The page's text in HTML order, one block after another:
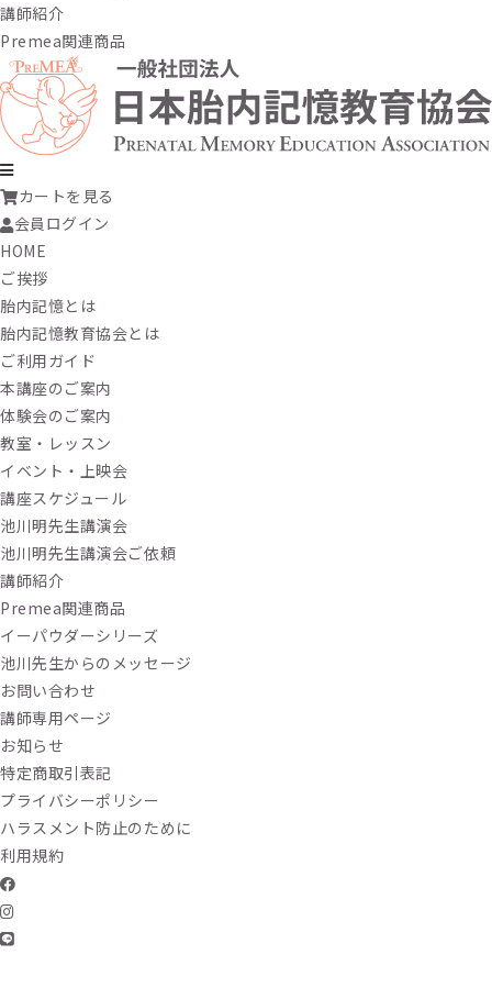
講師紹介
Premea関連商品
カートを見る
会員ログイン
HOME
ご挨拶
胎内記憶とは
胎内記憶教育協会とは
ご利用ガイド
本講座のご案内
体験会のご案内
教室・レッスン
イベント・上映会
講座スケジュール
池川明先生講演会
池川明先生講演会ご依頼
講師紹介
Premea関連商品
イーパウダーシリーズ
池川先生からのメッセージ
お問い合わせ
講師専用ページ
お知らせ
特定商取引表記
プライバシーポリシー
ハラスメント防止のために
利用規約